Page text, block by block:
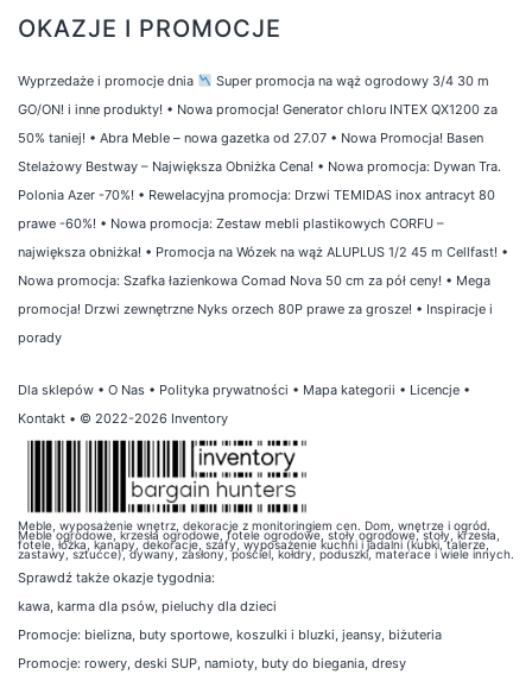
OKAZJE I PROMOCJE
Wyprzedaże i promocje dnia
Super promocja na wąż ogrodowy 3/4 30 m
GO/ON! i inne produkty! • Nowa promocja! Generator chloru INTEX QX1200 za
50% taniej! • Abra Meble – nowa gazetka od 27.07 • Nowa Promocja! Basen
Stelażowy Bestway – Największa Obniżka Cena! • Nowa promocja: Dywan Tra.
Polonia Azer -70%! • Rewelacyjna promocja: Drzwi TEMIDAS inox antracyt 80
prawe -60%! • Nowa promocja: Zestaw mebli plastikowych CORFU –
największa obniżka! • Promocja na Wózek na wąż ALUPLUS 1/2 45 m Cellfast! •
Nowa promocja: Szafka łazienkowa Comad Nova 50 cm za pół ceny! • Mega
promocja! Drzwi zewnętrzne Nyks orzech 80P prawe za grosze! • Inspiracje i
porady
Dla sklepów • O Nas • Polityka prywatności • Mapa kategorii • Licencje •
Kontakt • © 2022-2026 Inventory
Meble, wyposażenie wnętrz, dekoracje z monitoringiem cen. Dom, wnętrze i ogród.
Meble ogrodowe, krzesła ogrodowe, fotele ogrodowe, stoły ogrodowe, stoły, krzesła,
fotele, łóżka, kanapy, dekoracje, szafy, wyposażenie kuchni i jadalni (kubki, talerze,
zastawy, sztućce), dywany, zasłony, pościel, kołdry, poduszki, materace i wiele innych.
Sprawdź także okazje tygodnia:
kawa, karma dla psów, pieluchy dla dzieci
Promocje: bielizna, buty sportowe, koszulki i bluzki, jeansy, biżuteria
Promocje: rowery, deski SUP, namioty, buty do biegania, dresy